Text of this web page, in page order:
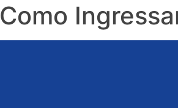
Como